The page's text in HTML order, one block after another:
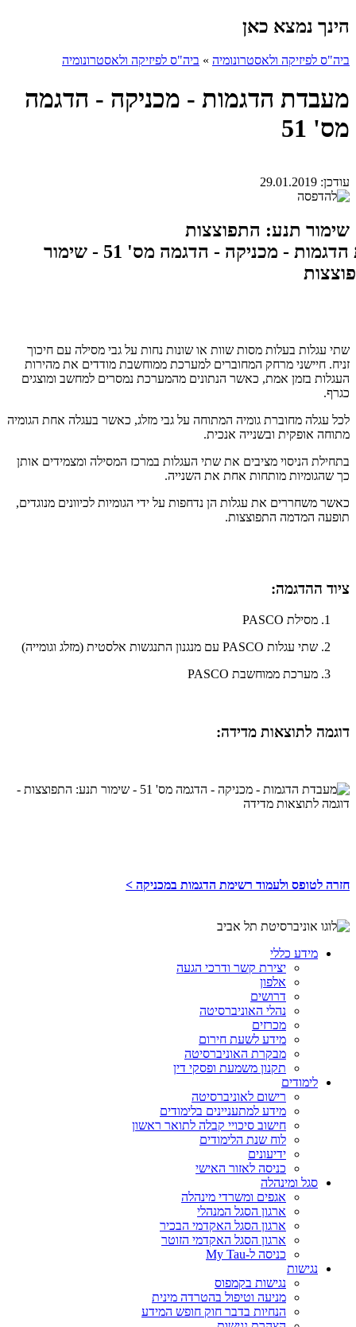
הינך נמצא כאן
ביה"ס לפיזיקה ולאסטרונומיה » ביה"ס לפיזיקה ולאסטרונומיה
מעבדת הדגמות - מכניקה - הדגמה
מס' 51
עודכן: 29.01.2019
שימור תנע: התפוצצות
שתי עגלות בעלות מסות שוות או שונות נחות על גבי מסילה עם חיכוך
זניח. חיישני מרחק המחוברים למערכת ממוחשבת מודדים את מהירות
העגלות בזמן אמת, כאשר הנתונים מהמערכת נמסרים למחשב ומוצגים
כגרף.
לכל עגלה מחוברת גומיה המתוחה על גבי מזלג, כאשר בעגלה אחת הגומיה
מתוחה אופקית ובשנייה אנכית.
בתחילת הניסוי מציבים את שתי העגלות במרכז המסילה ומצמידים אותן
כך שהגומיות מותחות אחת את השנייה.
כאשר משחררים את עגלות הן נדחפות על ידי הגומיות לכיוונים מנוגדים,
תופעה המדמה התפוצצות.
ציוד ההדגמה:
מסילת PASCO
שתי עגלות PASCO עם מנגנון התנגשות אלסטית (מזלג וגומייה)
מערכת ממוחשבת PASCO
דוגמה לתוצאות מדידה:
חזרה לטופס ולעמוד רשימת הדגמות במכניקה >
מידע כללי
יצירת קשר ודרכי הגעה
אלפון
דרושים
נהלי האוניברסיטה
מכרזים
מידע לשעת חירום
מבקרת האוניברסיטה
תקנון משמעת ופסקי דין
לימודים
רישום לאוניברסיטה
מידע למתעניינים בלימודים
חישוב סיכויי קבלה לתואר ראשון
לוח שנת הלימודים
ידיעונים
כניסה לאזור האישי
סגל ומינהלה
אגפים ומשרדי מינהלה
ארגון הסגל המנהלי
ארגון הסגל האקדמי הבכיר
ארגון הסגל האקדמי הזוטר
כניסה ל-My Tau
נגישות
נגישות בקמפוס
מניעה וטיפול בהטרדה מינית
הנחיות בדבר חוק חופש המידע